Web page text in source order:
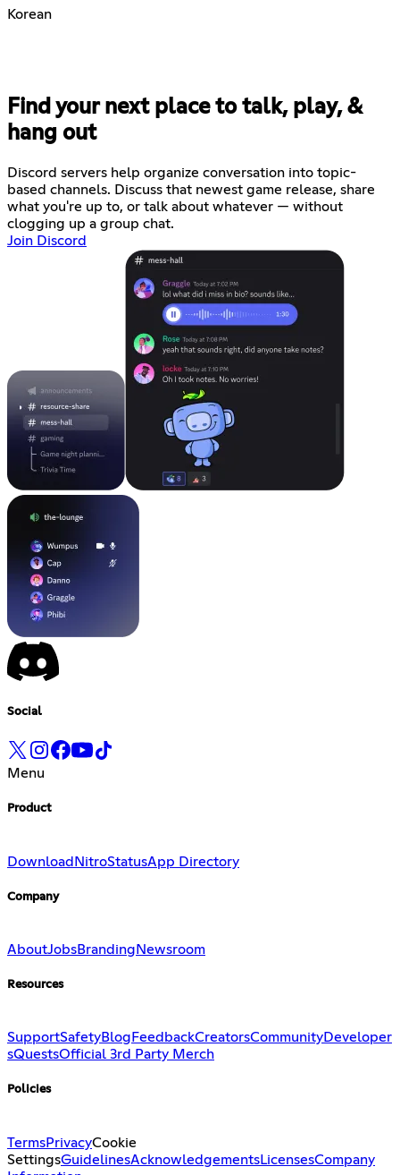
Korean
Find your next place to talk, play, &
hang out
Discord servers help organize conversation into topic-
based channels. Discuss that newest game release, share
what you're up to, or talk about whatever — without
clogging up a group chat.
Join Discord
Social
Menu
Product
DownloadNitroStatusApp Directory
Company
AboutJobsBranding Newsroom
Resources
SupportSafetyBlog FeedbackCreatorsCommunityDeveloper
sQuestsOfficial 3rd Party Merch
Policies
TermsPrivacyCookie
SettingsGuidelinesAcknowledgementsLicensesCompany